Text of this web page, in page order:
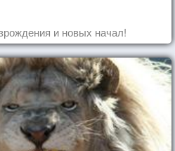
и новых начал!